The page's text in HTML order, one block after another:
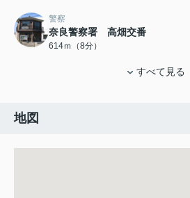
警察
奈良警察署 高畑交番
614ｍ（8分）
すべて見る
地図